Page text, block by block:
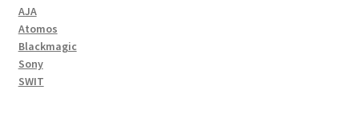
AJA
Atomos
Blackmagic
Sony
SWIT